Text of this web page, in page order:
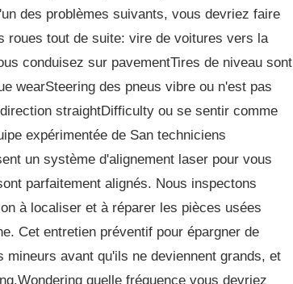
des problèmes suivants, vous devriez faire
roues tout de suite: vire de voitures vers la
conduisez sur pavementTires de niveau sont
wearSteering des pneus vibre ou n'est pas
straightDifficulty ou se sentir comme
expérimentée de San techniciens
un système d'alignement laser pour vous
parfaitement alignés. Nous inspectons
à localiser et à réparer les pièces usées
Cet entretien préventif pour épargner de
mineurs avant qu'ils ne deviennent grands, et
quelle fréquence vous devriez